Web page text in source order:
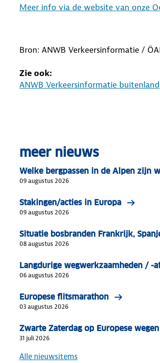
Meer info via de website van onze
Bron: ANWB Verkeersinformatie /
Zie ook:
ANWB Verkeersinformatie buitenland
meer nieuws
Welke bergpassen in de Alpen zijn
09 augustus 2026
Stakingen/acties in Europa
09 augustus 2026
Situatie bosbranden Frankrijk,
08 augustus 2026
Langdurige wegwerkzaamheden / -
06 augustus 2026
Europese flitsmarathon
03 augustus 2026
Zwarte Zaterdag op Europese wegen
31 juli 2026
Alle nieuwsitems